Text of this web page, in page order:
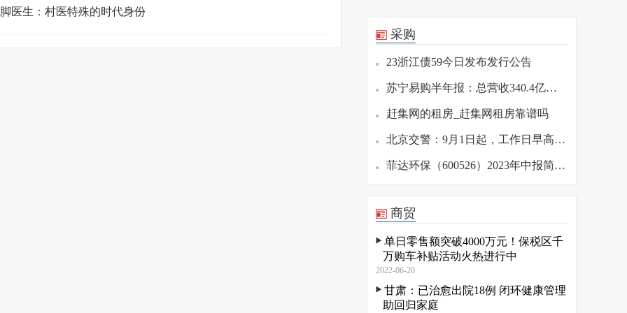
医生：村医特殊的时代身份
采购
23浙江债59今日发布发行公告
苏宁易购半年报：总营收340.4亿同比降8.5%，门店“瘦身”并重回家电3C业务
赶集网的租房_赶集网租房靠谱吗
北京交警：9月1日起，工作日早高峰提前到6时45分
菲达环保（600526）2023年中报简析：营收净利润双双增长，应收账款高企
商贸
单日零售额突破4000万元！保税区千
万购车补贴活动火热进行中
2022-06-20
甘肃：已治愈出院18例 闭环健康管理
助回归家庭